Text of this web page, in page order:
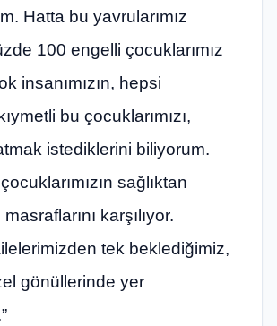
Hatta bu yavrularımız
100 engelli çocuklarımız
insanımızın, hepsi
bu çocuklarımızı,
istediklerini biliyorum.
sağlıktan
karşılıyor.
tek beklediğimiz,
gönüllerinde yer